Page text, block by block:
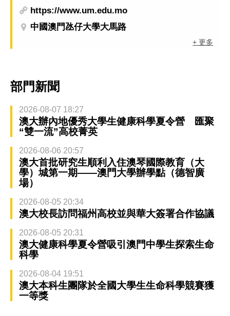
https://www.um.edu.mo
中國澳門氹仔大學大馬路
+ 更多
部門新聞
2026-08-07 18:27
澳大辦內地優秀大學生健康科學夏令營 匯聚
“雙一流”高校菁英
2026-08-06 20:57
澳大首批研究生順利入住澳琴國際教育（大
學）城第一期——澳門大學辦學點（德智廣
場）
2026-08-05 20:34
澳大校長訪問福州高校並與華大簽署合作協議
2026-08-05 20:31
澳大健康科學夏令營吸引澳門中學生探索生命
科學
2026-08-04 19:51
澳大本科生團隊於全國大學生生命科學競賽獲
一等獎